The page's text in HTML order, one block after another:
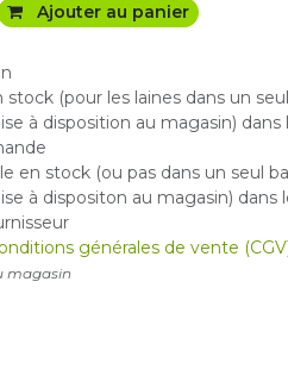
Ajouter au panier
stock (pour les laines dans un
à disposition au magasin) dans
en stock (ou pas dans un seul
à dispositon au magasin) dans
générales de vente
magasin